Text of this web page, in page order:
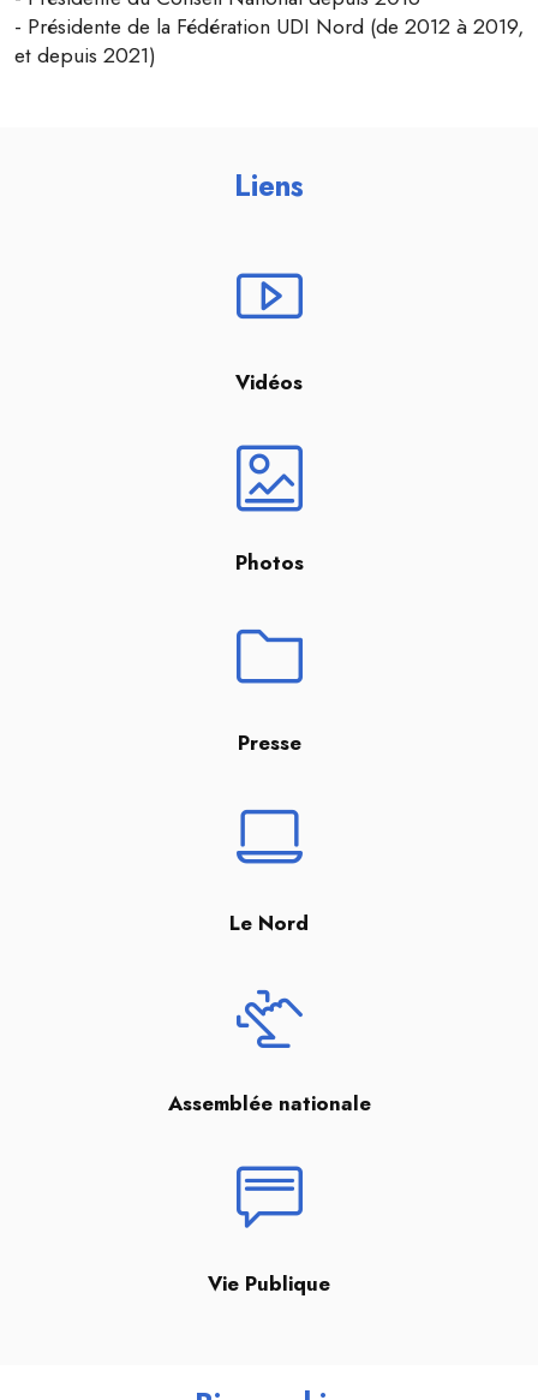
- Présidente de la Fédération UDI Nord (de 2012 à 2019,
et depuis 2021)
Liens
Vidéos
Photos
Presse
Le Nord
Assemblée nationale
Vie Publique